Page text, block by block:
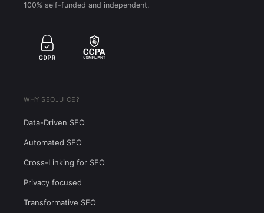
100% self-funded and independent.
WHY SEOJUICE?
Data-Driven SEO
Automated SEO
Cross-Linking for SEO
Privacy focused
Transformative SEO